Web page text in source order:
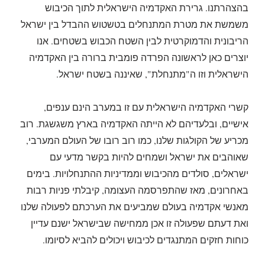
בהצהרתנו. גרירת האקדמיה הישראלית לתוך הכיבוש
משמשת את מטרת המתנחלים בטשטוש ההבדל בין ישראל
הריבונית והדמוקרטית לבין השטח הכבוש בשטחים. אנו
יוצרים כאן לראשונה הפרדה פומבית ברורה בין האקדמיה
הישראלית וזו ה"מתנחלת", שאיננה בשטח ישראל.
קשרי האקדמיה הישראלית עם זו במערב הינם ענפים,
אישיים, ובלעדיהם לא הייתה האקדמיה בארץ משגשגת. רוב
מכריע של הקולגות שלנו, כמו רוב רובו של העולם המערבי,
שאוהבים את ישראל ושמחים להיות בקשר מדעי עם
ישראלים, סולדים מהכיבוש וממדיניות ההתנחלויות. בימים
באחרונים, מאז שהתפרסמה העצומה, קיבלתי פניות רבות
מאנשי אקדמיה בעולם שמביעים את הערכתם לפעולה שלנו
ואת דעתם שפעולה זו אכן ממחישה שבישראל ישנם עדיין
כוחות חזקים המתנגדים לכיבוש ויכולים להביא לסיומו.